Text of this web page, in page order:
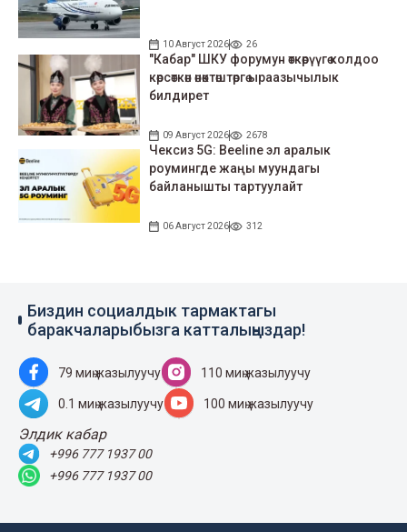
10 Август 2026 26
"Кабар" ШКУ форумун өткөрүүгө колдоо
көрсөткөн өнөктөштөргө ыраазычылык
билдирет
09 Август 2026 2678
Чексиз 5G: Beeline эл аралык
роумингде жаңы муундагы
байланышты тартуулайт
06 Август 2026 312
Биздин социалдык тармактагы
баракчаларыбызга катталыңыздар!
79 миң жазылуучу 110 миң жазылуучу
0.1 миң жазылуучу 100 миң жазылуучу
Элдик кабар
+996 777 1937 00
+996 777 1937 00